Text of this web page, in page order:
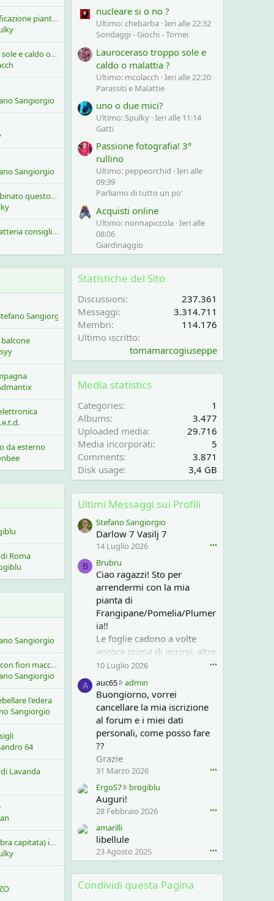
2 problemi : 1 identificazione pianta / 2 si sta seccando?
Lauroceraso troppo sole e caldo o malattia ?
Sangiorgio
Sangiorgio
Che cosa avete combinato questo week end
decespugliatore a batteria consiglio..se si quale?
Sangiorgio
da esterno
Roma
Sangiorgio
Ortensia paniculata con fiori macchiati
Sangiorgio
l'edera
Sangiorgio
64
Lavanda
timo arbustivo (tymbra capitata) ingiallito
nucleare si o no ?
Ultimo: chebarba Ieri alle 22:32
Sondaggi - Giochi - Tornei
Lauroceraso troppo sole e
caldo o malattia ?
Ultimo: mcolacch Ieri alle 22:20
Parassiti e Malattie
uno o due mici?
Ultimo: Spulky Ieri alle 11:14
Gatti
Passione fotografia! 3°
rullino
Ultimo: peppeorchid Ieri alle
09:39
Parliamo di tutto un po'
Acquisti online
Ultimo: nonnapiccola Ieri alle
08:06
Giardinaggio
Statistiche del Sito
Discussioni
237.361
Messaggi
3.314.711
Membri
114.176
Ultimo iscritto
tomamarcogiuseppe
Media statistics
Categories
1
Albums
3.477
Uploaded media
29.716
Media incorporati
5
Comments
3.871
Disk usage
3,4 GB
Ultimi Messaggi sui Profili
Stefano Sangiorgio
Darlow 7 Vasilj 7
14 Luglio 2026 •••
B Brubru
Ciao ragazzi! Sto per
arrendermi con la mia
pianta di
Frangipane/Pomelia/Plumer
ia!!
Le foglie cadono a volte
ancora prima di aprirsi, altre
ingialliscono e cadono in
pochi giorni.. cosa posso
ancora tentare?
10 Luglio 2026 •••
A auc65 admin
u
5
h
c
i
t
u
l
r
o
Buongiorno, vorrei
cancellare la mia iscrizione
al forum e i miei dati
personali, come posso fare
??
Grazie
31 Marzo 2026 •••
ErgoS7 brogiblu
a
s
c
Auguri!
28 Febbraio 2026 •••
amarilli
libellule
23 Agosto 2025 •••
Condividi questa Pagina